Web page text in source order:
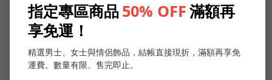
指定專區商品50% OFF滿額再
享免運！
精選男士、女士與情侶飾品，結帳直接現折，滿額再享免
運費。數量有限、售完即止。